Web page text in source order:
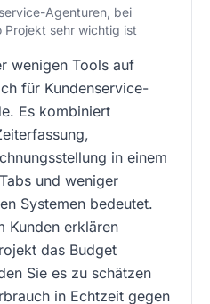
Agenturen, bei
sehr wichtig ist
wenigen Tools auf
für Kundenservice-
Es kombiniert
in einem
und weniger
Systemen bedeutet.
Kunden erklären
das Budget
Sie es zu schätzen
in Echtzeit gegen